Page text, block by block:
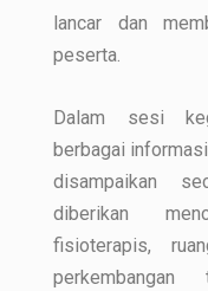
lancar dan
peserta.
Dalam sesi
berbagai
disampaikan
diberikan
fisioterapis,